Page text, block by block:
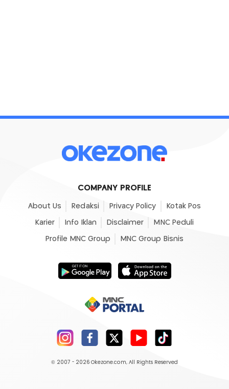
COMPANY PROFILE
About Us Redaksi Privacy Policy Kotak Pos
Karier Info Iklan Disclaimer MNC Peduli
Profile MNC Group MNC Group Bisnis
© 2007 - 2026 Okezone.com, All Rights Reserved